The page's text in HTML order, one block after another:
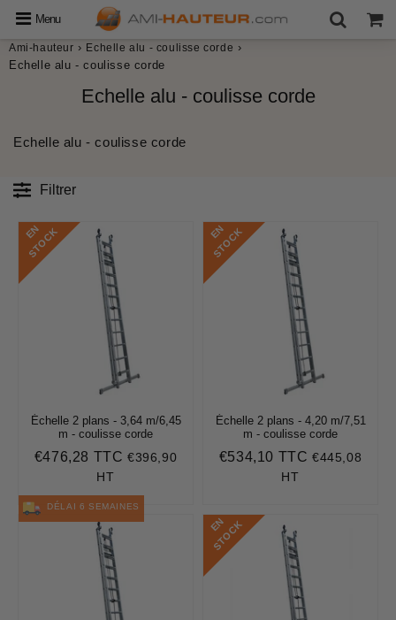
Menu
Ami-hauteur › Echelle alu - coulisse corde ›
Echelle alu - coulisse corde
Echelle alu - coulisse corde
Echelle alu - coulisse corde
Filtrer
E
N
S
T
O
C
K
Échelle 2 plans - 3,64 m/6,45
m - coulisse corde
Prix
€476,28 TTC €476,28
€396,90
HT
E
N
S
T
O
C
K
Échelle 2 plans - 4,20 m/7,51
m - coulisse corde
Prix
€534,10 TTC €534,10
€445,08
HT
DÉLAI 6 SEMAINES
E
N
S
T
O
C
K